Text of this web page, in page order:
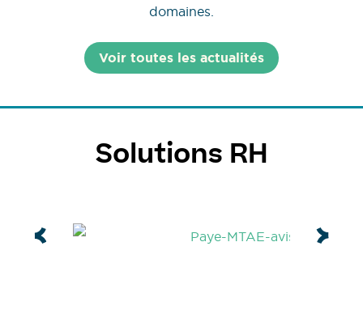
domaines.
Voir toutes les actualités
Solutions RH